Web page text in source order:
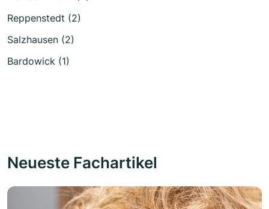
Reppenstedt (2)
Salzhausen (2)
Bardowick (1)
Neueste Fachartikel